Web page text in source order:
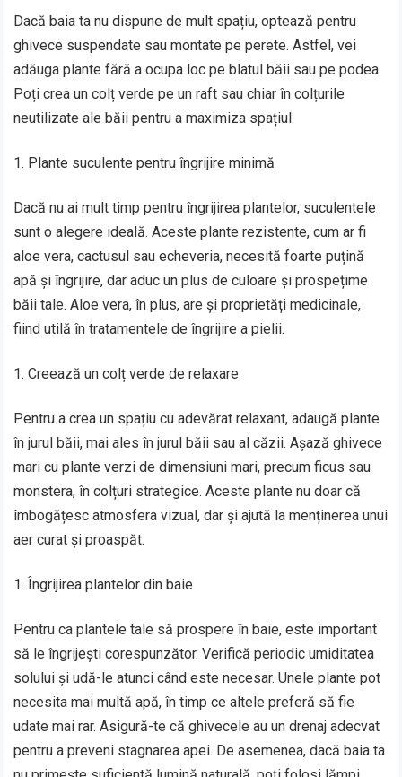
Dacă baia ta nu dispune de mult spațiu, optează pentru
ghivece suspendate sau montate pe perete. Astfel, vei
adăuga plante fără a ocupa loc pe blatul băii sau pe podea.
Poți crea un colț verde pe un raft sau chiar în colțurile
neutilizate ale băii pentru a maximiza spațiul.
Plante suculente pentru îngrijire minimă
Dacă nu ai mult timp pentru îngrijirea plantelor, suculentele
sunt o alegere ideală. Aceste plante rezistente, cum ar fi
aloe vera, cactusul sau echeveria, necesită foarte puțină
apă și îngrijire, dar aduc un plus de culoare și prospețime
băii tale. Aloe vera, în plus, are și proprietăți medicinale,
fiind utilă în tratamentele de îngrijire a pielii.
Creează un colț verde de relaxare
Pentru a crea un spațiu cu adevărat relaxant, adaugă plante
în jurul băii, mai ales în jurul băii sau al căzii. Așază ghivece
mari cu plante verzi de dimensiuni mari, precum ficus sau
monstera, în colțuri strategice. Aceste plante nu doar că
îmbogățesc atmosfera vizual, dar și ajută la menținerea unui
aer curat și proaspăt.
Îngrijirea plantelor din baie
Pentru ca plantele tale să prospere în baie, este important
să le îngrijești corespunzător. Verifică periodic umiditatea
solului și udă-le atunci când este necesar. Unele plante pot
necesita mai multă apă, în timp ce altele preferă să fie
udate mai rar. Asigură-te că ghivecele au un drenaj adecvat
pentru a preveni stagnarea apei. De asemenea, dacă baia ta